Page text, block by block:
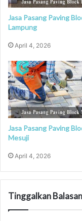
Jasa Pasang Paving
Lampung
April 4, 2026
Jasa Pasang Paving
Mesuji
April 4, 2026
Tinggalkan Balasan